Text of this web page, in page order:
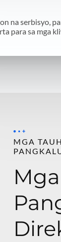
na serbisyo,
para sa mga
MGA